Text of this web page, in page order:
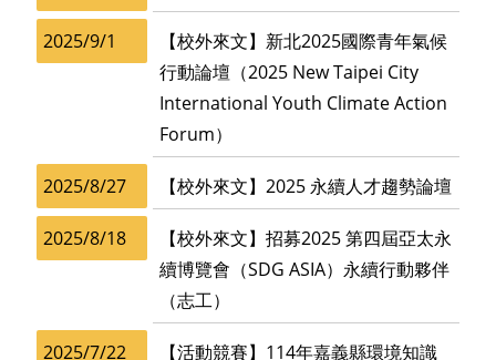
2025/9/1
【校外來文】新北2025國際青年氣候
行動論壇（2025 New Taipei City
International Youth Climate Action
Forum）
2025/8/27 【校外來文】2025 永續人才趨勢論壇
2025/8/18
【校外來文】招募2025 第四屆亞太永
續博覽會（SDG ASIA）永續行動夥伴
（志工）
2025/7/22
【活動競賽】114年嘉義縣環境知識